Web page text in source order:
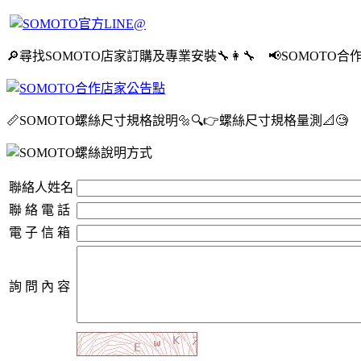
🔎尋找SOMOTO店家訂購及專業安裝🔧👩‍🔧 📢SOMOTO合
📏SOMOTO螺絲尺寸規格說明🔩🔍👉螺絲尺寸規格量測📐🧐
聯絡人姓名
聯 絡 電 話
電 子 信 箱
詢 問 內 容